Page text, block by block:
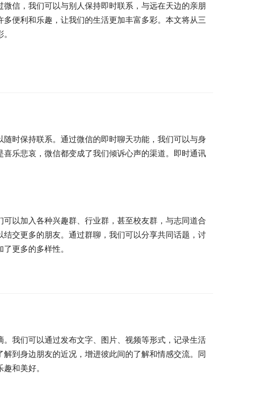
信，我们可以与别人保持即时联系，与远在天边的亲朋
便利和乐趣，让我们的生活更加丰富多彩。本文将从三
时保持联系。通过微信的即时聊天功能，我们可以与身
乐悲哀，微信都变成了我们倾诉心声的渠道。即时通讯
以加入各种兴趣群、行业群，甚至校友群，与志同道合
交更多的朋友。通过群聊，我们可以分享共同话题，讨
更多的多样性。
我们可以通过发布文字、图片、视频等形式，记录生活
到身边朋友的近况，增进彼此间的了解和情感交流。同
和美好。